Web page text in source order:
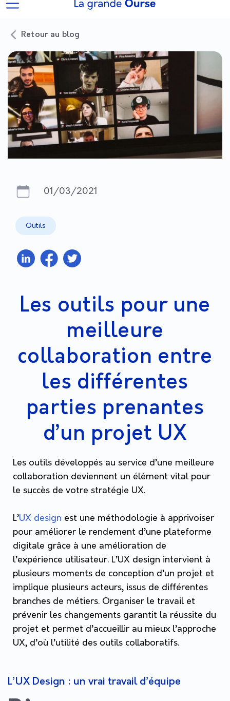
Retour au blog
01/03/2021
Outils
Les outils pour une
meilleure
collaboration entre
les différentes
parties prenantes
d’un projet UX
Les outils développés au service d’une meilleure
collaboration deviennent un élément vital pour
le succès de votre stratégie UX.
L’UX design est une méthodologie à apprivoiser
pour améliorer le rendement d’une plateforme
digitale grâce à une amélioration de
l’expérience utilisateur. L’UX design intervient à
plusieurs moments de conception d’un projet et
implique plusieurs acteurs, issus de différentes
branches de métiers. Organiser le travail et
prévenir les changements garantit la réussite du
projet et permet d’accueillir au mieux l’approche
UX, d’où l’utilité des outils collaboratifs.
L’UX Design : un vrai travail d’équipe